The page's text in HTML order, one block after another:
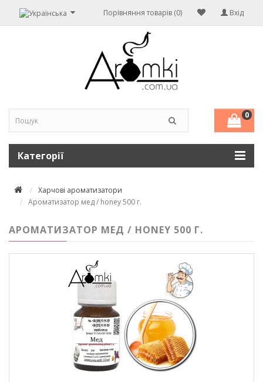
Вхід
Порівняння товарів (0)
0
Категорії
Харчові ароматизатори
Ароматизатор мед / honey 500 г.
АРОМАТИЗАТОР МЕД / HONEY 500 Г.